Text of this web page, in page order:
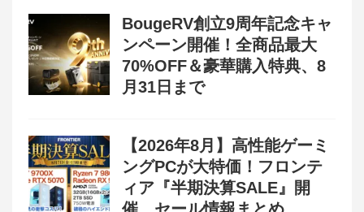
BougeRV創立9周年記念キャ
ンペーン開催！全商品最大
70%OFF＆豪華購入特典、8
月31日まで
【2026年8月】高性能ゲーミ
ングPCが大特価！フロンテ
ィア『半期決算SALE』開